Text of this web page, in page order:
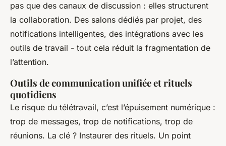
pas que des canaux de discussion : elles structurent
la collaboration. Des salons dédiés par projet, des
notifications intelligentes, des intégrations avec les
outils de travail - tout cela réduit la fragmentation de
l’attention.
Outils de communication unifiée et rituels
quotidiens
Le risque du télétravail, c’est l’épuisement numérique :
trop de messages, trop de notifications, trop de
réunions. La clé ? Instaurer des rituels. Un point